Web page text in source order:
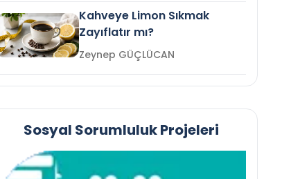
Kahveye Limon Sıkmak
Zayıflatır mı?
Zeynep GÜÇLÜCAN
Sosyal Sorumluluk Projeleri